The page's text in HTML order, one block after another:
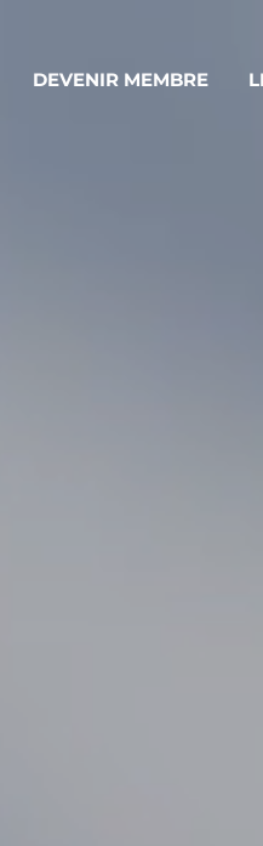
DEVENIR MEMBRE